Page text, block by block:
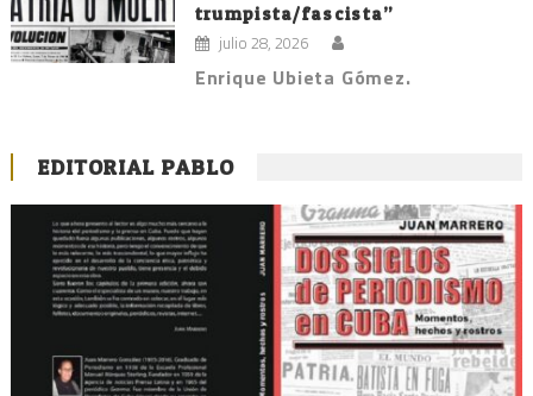
trumpista/fascista”
julio 28, 2026
Enrique Ubieta Gómez.
EDITORIAL PABLO